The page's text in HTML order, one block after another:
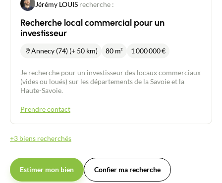
Jérémy LOUIS recherche :
Recherche local commercial pour un
investisseur
Annecy (74) (+ 50 km) 80 m² 1 000 000€
Je recherche pour un investisseur des locaux commerciaux
(vides ou loués) sur les départements de la Savoie et la
Haute-Savoie.
Prendre contact
+3 biens recherchés
Estimer mon bien Confier ma recherche